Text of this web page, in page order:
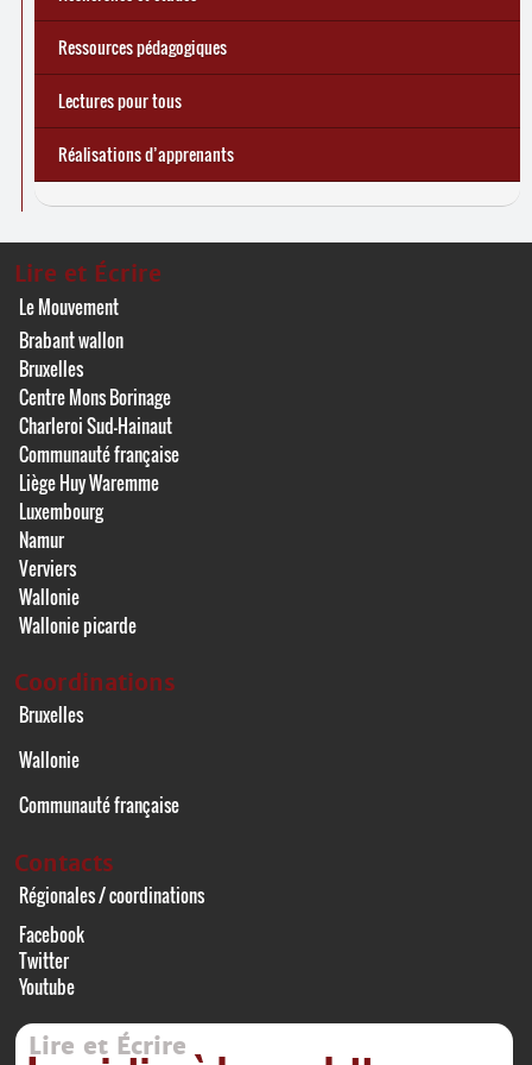
Ressources pédagogiques
Lectures pour tous
Réalisations d’apprenants
Lire et Écrire
Le Mouvement
Brabant wallon
Bruxelles
Centre Mons Borinage
Charleroi Sud-Hainaut
Communauté française
Liège Huy Waremme
Luxembourg
Namur
Verviers
Wallonie
Wallonie picarde
Coordinations
Bruxelles
Wallonie
Communauté française
Contacts
Régionales / coordinations
Facebook
Twitter
Youtube
Lire et Écrire